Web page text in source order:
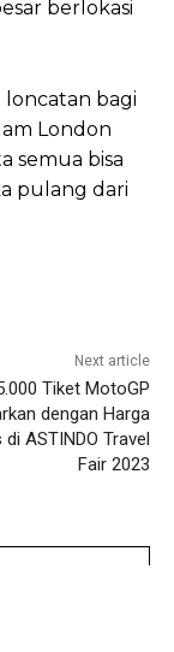
berlokasi
loncatan bagi
London
semua bisa
pulang dari
Next article
Tiket MotoGP
dengan Harga
di ASTINDO Travel
Fair 2023